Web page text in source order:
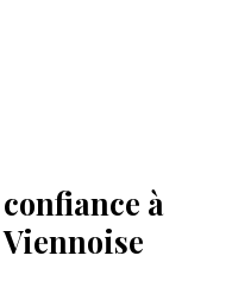
confiance à